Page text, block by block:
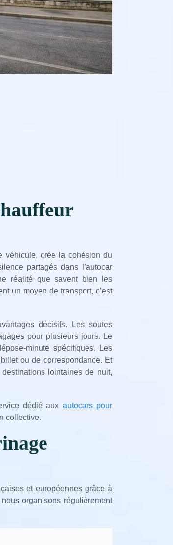
véhicule, crée la cohésion du
partagés dans l’autocar
réalité que savent bien les
un moyen de transport, c’est
décisifs. Les soutes
pour plusieurs jours. Le
minute spécifiques. Les
ou de correspondance. Et
lointaines de nuit,
dédié aux autocars pour
collective.
et européennes grâce à
organisons régulièrement